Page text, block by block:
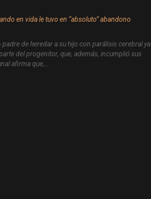
de heredar a su hijo con parálisis cerebral ya
del progenitor, que, además, incumplió sus
afirma que,…